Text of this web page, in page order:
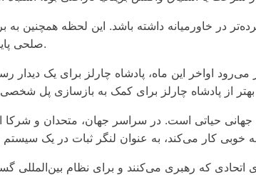
در خاورمیانه داشته باشد. این لحظه همچنین به
صلحی پایدار، خود را از سایر متحدان اروپایی متمایز کند.
اواخر این ماه، پادشاه چارلز برای یک دیدار
جهانی حیاتی است. در سراسر جهان، متحدان و
که رهبری می‌کنند و برای نظام بین‌المللی